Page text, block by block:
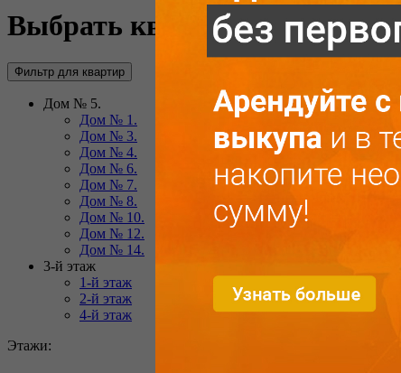
Выбрать квартиру
Фильтр для квартир
Дом № 5.
Дом № 1.
Дом № 3.
Дом № 4.
Дом № 6.
Дом № 7.
Дом № 8.
Дом № 10.
Дом № 12.
Дом № 14.
3-й этаж
1-й этаж
2-й этаж
4-й этаж
Этажи: